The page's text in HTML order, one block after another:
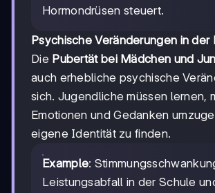
Hormondrüsen steuert.
Psychische Veränderungen in der
Die Pubertät bei Mädchen und
auch erhebliche psychische
sich. Jugendliche müssen lernen,
Emotionen und Gedanken
eigene Identität zu finden.
Example:
Leistungsabfall in der Schule